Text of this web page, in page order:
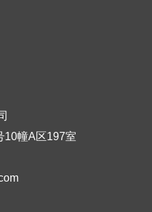
10幢A区197室